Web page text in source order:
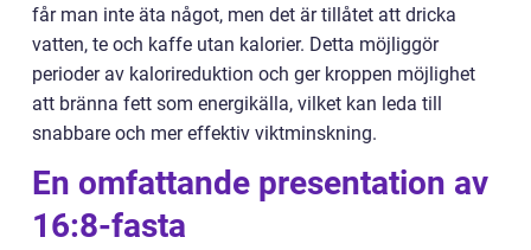
får man inte äta något, men det är tillåtet att dricka
vatten, te och kaffe utan kalorier. Detta möjliggör
perioder av kalorireduktion och ger kroppen möjlighet
att bränna fett som energikälla, vilket kan leda till
snabbare och mer effektiv viktminskning.
En omfattande presentation av
16:8-fasta